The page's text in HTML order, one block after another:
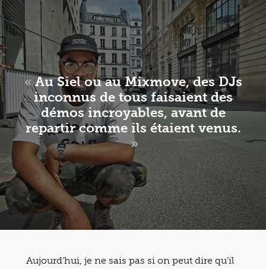
« Au Siel ou au Mixmove, des DJs
inconnus de tous faisaient des
démos incroyables, avant de
repartir comme ils étaient venus.
»
Aujourd’hui, je ne sais pas si on peut dire qu’il